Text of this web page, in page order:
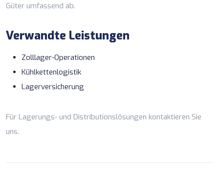
Güter umfassend ab.
Verwandte Leistungen
Zolllager-Operationen
Kühlkettenlogistik
Lagerversicherung
Für Lagerungs- und Distributionslösungen kontaktieren Sie
uns.